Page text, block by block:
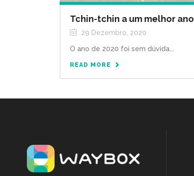
Tchin-tchin a um melhor ano
29 Dezembro, 2020
O ano de 2020 foi sem dúvida...
READ MORE